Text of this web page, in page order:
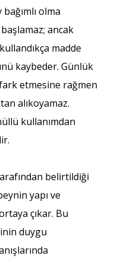
olma
ancak
madde
kaybeder. Günlük
etmesine rağmen
alıkoyamaz.
kullanımdan
belirtildiği
yapı ve
çıkar. Bu
duygu